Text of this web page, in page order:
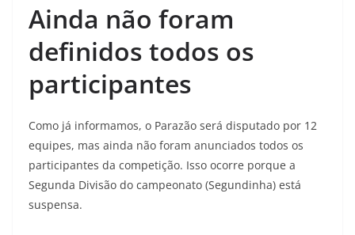
Ainda não foram
definidos todos os
participantes
Como já informamos, o Parazão será disputado por 12
equipes, mas ainda não foram anunciados todos os
participantes da competição. Isso ocorre porque a
Segunda Divisão do campeonato (Segundinha) está
suspensa.